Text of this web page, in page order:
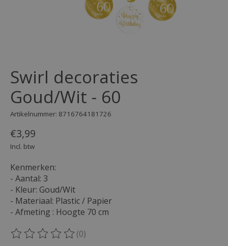
Swirl decoraties
Goud/Wit - 60
Artikelnummer: 8716764181726
€3,99
Incl. btw
Kenmerken:
- Aantal: 3
- Kleur: Goud/Wit
- Materiaal: Plastic / Papier
- Afmeting : Hoogte 70 cm
De beoordeling van dit product is
(0)